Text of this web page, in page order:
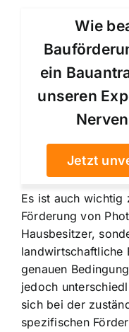
Wie
ein
unseren
Jetzt
Es ist auch wichtig
Förderung von
Hausbesitzer,
landwirtschaftliche
genauen
jedoch
sich bei der
spezifischen